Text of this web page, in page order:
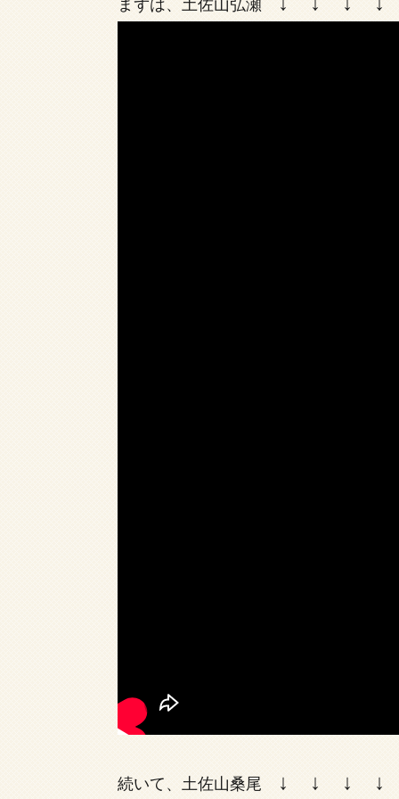
まずは、土佐山弘瀬
続いて、土佐山桑尾 ↓ ↓ ↓ ↓